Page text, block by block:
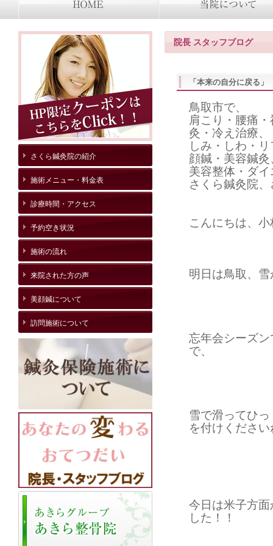
院長 スタッフブログ
「本来の自分に戻る」
鳥取市で、
肩こり・腰痛
灸・冷え治療、
しみ・しわ・
顔鍼・美容鍼灸
美容整体・ダ
さくら鍼灸院
こんにちは、
明日は鳥取、
忘年会シーズ
で、
雪で滑ってひ
を付けください
今日は米子方
した！！
さくら鍼灸院の紹介
施術メニュー・料金表
診療時間・アクセス
予約空き状況
施術の流れ
来院された方の声
美顔鍼について
訪問施術について